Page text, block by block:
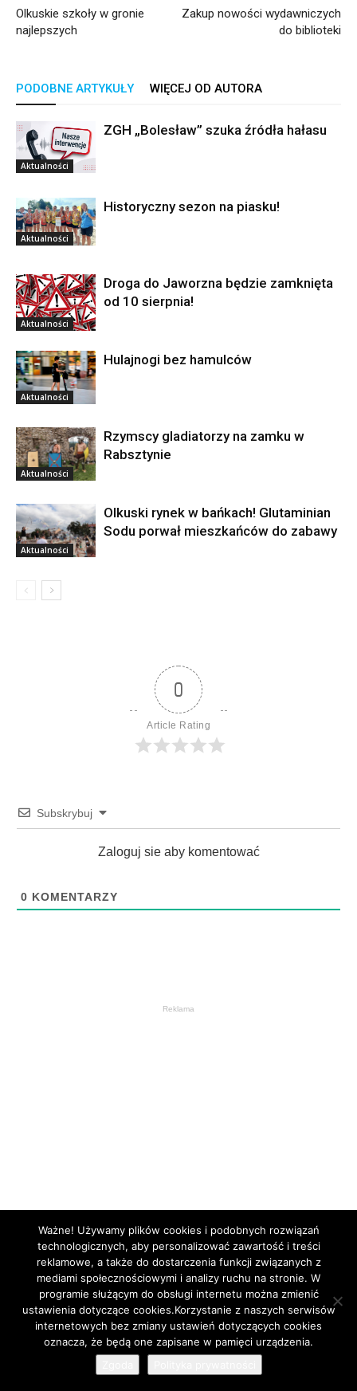
Olkuskie szkoły w gronie
najlepszych
Zakup nowości wydawniczych
do biblioteki
PODOBNE ARTYKUŁY WIĘCEJ OD AUTORA
Aktualności
ZGH „Bolesław” szuka źródła hałasu
Aktualności
Historyczny sezon na piasku!
Aktualności
Droga do Jaworzna będzie zamknięta
od 10 sierpnia!
Aktualności
Hulajnogi bez hamulców
Aktualności
Rzymscy gladiatorzy na zamku w
Rabsztynie
Aktualności
Olkuski rynek w bańkach! Glutaminian
Sodu porwał mieszkańców do zabawy
0
Article Rating
Subskrybuj
Zaloguj sie aby komentować
0 KOMENTARZY
Reklama
Ważne! Używamy plików cookies i podobnych rozwiązań
technologicznych, aby personalizować zawartość i treści
reklamowe, a także do dostarczenia funkcji związanych z
mediami społecznościowymi i analizy ruchu na stronie. W
programie służącym do obsługi internetu można zmienić
ustawienia dotyczące cookies.Korzystanie z naszych serwisów
internetowych bez zmiany ustawień dotyczących cookies
oznacza, że będą one zapisane w pamięci urządzenia.